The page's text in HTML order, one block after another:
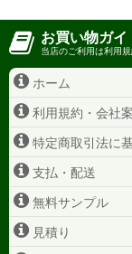
お買い物ガイ
当店のご利用は利用
ホーム
利用規約・会社
特定商取引法に
支払・配送
無料サンプル
見積り